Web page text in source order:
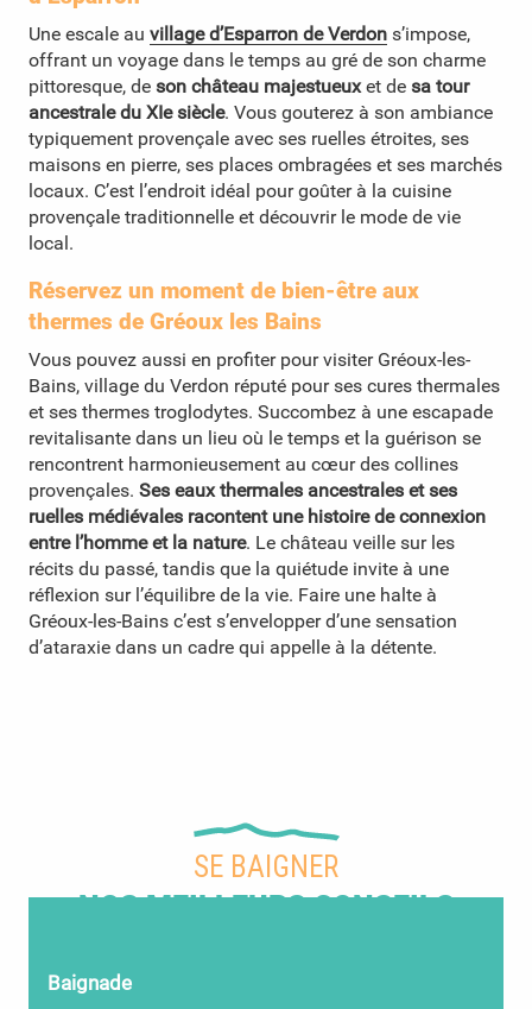
Une escale au village d’Esparron de Verdon s’impose,
offrant un voyage dans le temps au gré de son charme
pittoresque, de son château majestueuxet de sa tour
ancestrale du XIe siècle. Vous gouterez à son ambiance
typiquement provençale avec ses ruelles étroites, ses
maisons en pierre, ses places ombragées et ses marchés
locaux. C’est l’endroit idéal pour goûter à la cuisine
provençale traditionnelle et découvrir le mode de vie
local.
Réservez un moment de bien-être aux
thermes de Gréoux les Bains
Vous pouvez aussi en profiter pour visiter Gréoux-les-
Bains, village du Verdon réputé pourses cures thermales
et ses thermes troglodytes. Succombez à une escapade
revitalisante dans un lieu où le temps et la guérison se
rencontrent harmonieusement au cœur des collines
provençales. Ses eaux thermales ancestrales et ses
ruelles médiévales racontent une histoire de connexion
entre l’homme et la nature. Le château veille sur les
récits du passé, tandis que la quiétude invite à une
réflexion sur l’équilibre de la vie. Faire une halte à
Gréoux-les-Bains c’est s’envelopper d’une sensation
d’ataraxie dans un cadre qui appelle à la détente.
SE BAIGNER
NOS MEILLEURS CONSEILS
Baignade